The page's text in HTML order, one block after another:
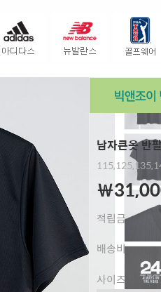
남자큰옷 반
￦
적립금
배송비
사이즈